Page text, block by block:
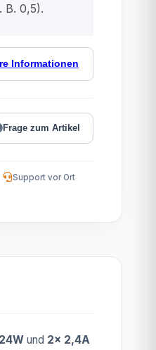
B. 0,5).
Informationen
Frage zum Artikel
Support vor Ort
und 2x 2,4A